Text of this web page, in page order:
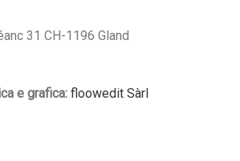
31 CH-1196 Gland
e grafica: floowedit Sàrl